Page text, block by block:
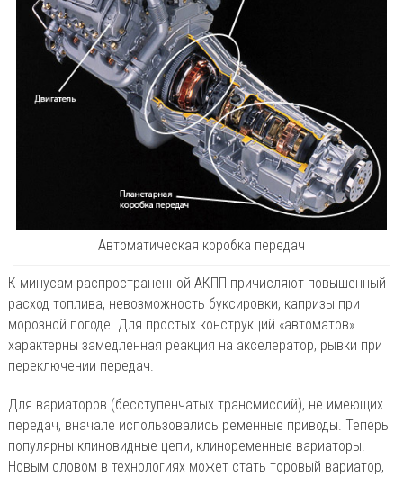
Автоматическая коробка передач
К минусам распространенной АКПП причисляют повышенный
расход топлива, невозможность буксировки, капризы при
морозной погоде. Для простых конструкций «автоматов»
характерны замедленная реакция на акселератор, рывки при
переключении передач.
Для вариаторов (бесступенчатых трансмиссий), не имеющих
передач, вначале использовались ременные приводы. Теперь
популярны клиновидные цепи, клиноременные вариаторы.
Новым словом в технологиях может стать торовый вариатор,